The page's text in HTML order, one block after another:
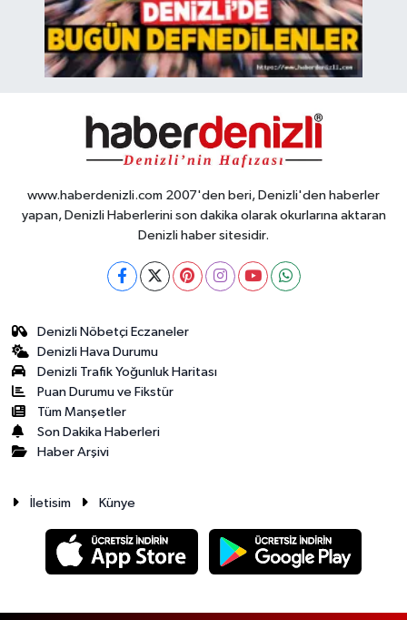
www.haberdenizli.com 2007'den beri, Denizli'den haberler
yapan, Denizli Haberlerini son dakika olarak okurlarına aktaran
Denizli haber sitesidir.
Denizli Nöbetçi Eczaneler
Denizli Hava Durumu
Denizli Trafik Yoğunluk Haritası
Puan Durumu ve Fikstür
Tüm Manşetler
Son Dakika Haberleri
Haber Arşivi
İletisim Künye